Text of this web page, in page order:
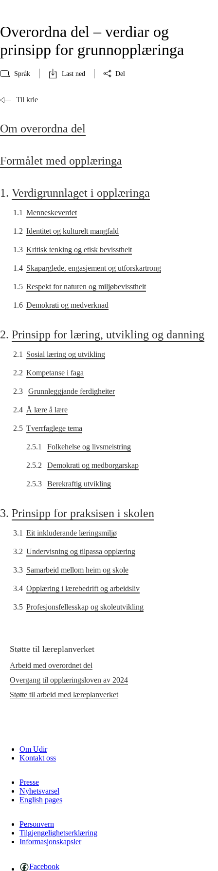
Overordna del – verdiar og
prinsipp for grunnopplæringa
Språk Last ned Del
Til krle
Om overordna del
Formålet med opplæringa
1. Verdigrunnlaget i opplæringa
1.1 Menneskeverdet
1.2 Identitet og kulturelt mangfald
1.3 Kritisk tenking og etisk bevisstheit
1.4 Skaparglede, engasjement og utforskartrong
1.5 Respekt for naturen og miljøbevisstheit
1.6 Demokrati og medverknad
2. Prinsipp for læring, utvikling og danning
2.1 Sosial læring og utvikling
2.2 Kompetanse i faga
2.3 Grunnleggjande ferdigheiter
2.4 Å lære å lære
2.5 Tverrfaglege tema
2.5.1 Folkehelse og livsmeistring
2.5.2 Demokrati og medborgarskap
2.5.3 Berekraftig utvikling
3. Prinsipp for praksisen i skolen
3.1 Eit inkluderande læringsmiljø
3.2 Undervisning og tilpassa opplæring
3.3 Samarbeid mellom heim og skole
3.4 Opplæring i lærebedrift og arbeidsliv
3.5 Profesjonsfellesskap og skoleutvikling
Støtte til læreplanverket
Arbeid med overordnet del
Overgang til opplæringsloven av 2024
Støtte til arbeid med læreplanverket
Om Udir
Kontakt oss
Presse
Nyhetsvarsel
English pages
Personvern
Tilgjengelighetserklæring
Informasjonskapsler
Facebook